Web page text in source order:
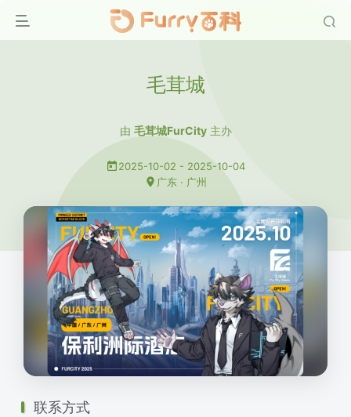
毛茸城
由 毛茸城FurCity 主办
2025-10-02 - 2025-10-04
广东 · 广州
联系方式